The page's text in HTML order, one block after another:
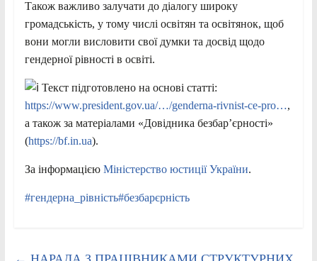
Також важливо залучати до діалогу широку
громадськість, у тому числі освітян та освітянок, щоб
вони могли висловити свої думки та досвід щодо
гендерної рівності в освіті.
Текст підготовлено на основі статті:
https://www.president.gov.ua/…/genderna-rivnist-ce-pro…,
а також за матеріалами «Довідника безбарʼєрності»
(https://bf.in.ua).
За інформацією Міністерство юстиції України.
#гендерна_рівність#безбарєрність